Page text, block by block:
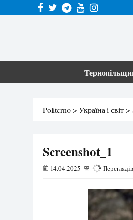
Politerno > Україна і світ >
Screenshot_1
14.04.2025 215 Переглядів